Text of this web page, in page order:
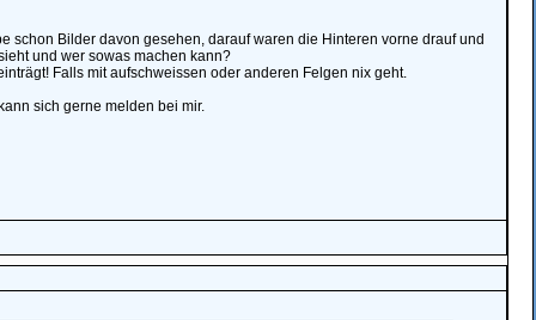
Bilder davon gesehen, darauf waren die Hinteren vorne drauf und
und wer sowas machen kann?
Falls mit aufschweissen oder anderen Felgen nix geht.
sich gerne melden bei mir.